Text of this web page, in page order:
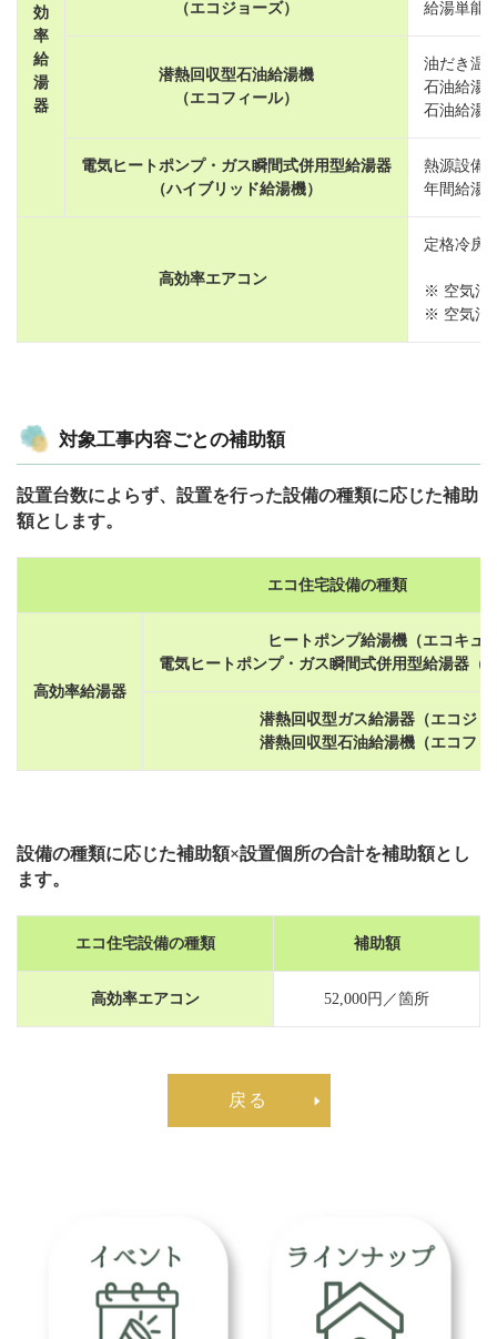
効
率
給
湯
器
（エコジョーズ）
給湯単能
潜熱回収型石油給湯機
（エコフィール）
油だき温
石油給湯
石油給湯
電気ヒートポンプ・ガス瞬間式併用型給湯器
（ハイブリッド給湯機）
熱源設備
年間給湯
高効率エアコン
定格冷房
※ 空気清
※ 空気清
対象工事内容ごとの補助額
設置台数によらず、設置を行った設備の種類に応じた補助
額とします。
エコ住宅設備の種類
高効率給湯器
ヒートポンプ給湯機（エコキュ
電気ヒートポンプ・ガス瞬間式併用型給湯器（
潜熱回収型ガス給湯器（エコジョ
潜熱回収型石油給湯機（エコフィ
設備の種類に応じた補助額×設置個所の合計を補助額とし
ます。
エコ住宅設備の種類 補助額
高効率エアコン 52,000円／箇所
戻る